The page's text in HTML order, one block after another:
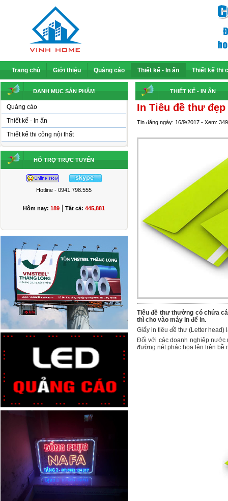
Trang chủ Giới thiệu Quảng cáo Thiết kế - In ấn Thiết kế thi
DANH MỤC SẢN PHẨM
Quảng cáo
Thiết kế - In ấn
Thiết kế thi công nội thất
HỖ TRỢ TRỰC TUYẾN
Hotline - 0941.798.555
Hôm nay: 189 | Tất cả: 445,881
THIẾT KẾ - IN ẤN
In Tiêu đề thư
Tin đăng ngày: 16/9/2017 - Xem:
Tiêu đề thư thường có chứa
thì cho vào máy in để in.
Giấy in tiêu đề thư (Letter
Đối với các doanh nghiệp nước
đường nét phác họa lên trên bề